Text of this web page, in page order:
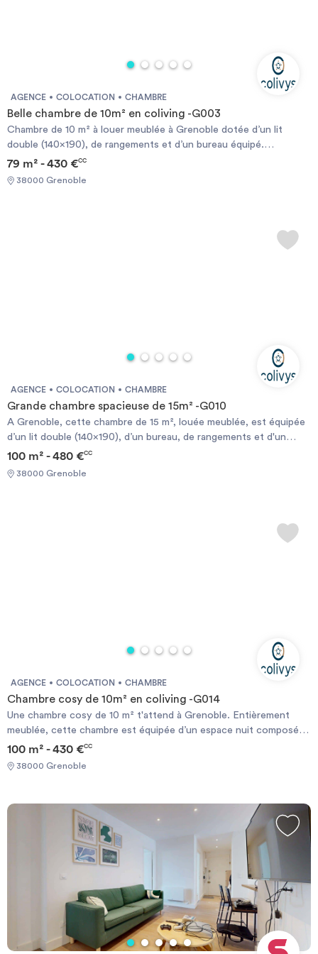
AGENCE COLOCATION CHAMBRE
Belle chambre de 10m² en coliving -G003
Chambre de 10 m² à louer meublée à Grenoble dotée d’un lit
double (140x190), de rangements et d’un bureau équipé.
L’appartement, sécurisé grâce à des serrures connectées,
comprend une machine à laver/sèche-linge et les équipements
ménagers (serpillière, balai, aspirateur). Proche des commerces.
internet sont déjà compris dans le loyer mensuel. Eligible aux APL.
79 m² - 430 €CC
38000 Grenoble
AGENCE COLOCATION CHAMBRE
Grande chambre spacieuse de 15m² -G010
A Grenoble, cette chambre de 15 m², louée meublée, est équipée
d’un lit double (140x190), d’un bureau, de rangements et d'un
balcon. Appartement sécurisé et équipé d’une machine à
laver/sèche-linge. Equipements ménagers disponibles. A deux pas
des commerces de proximité. Places de parking disponibles à la
100 m² - 480 €CC
38000 Grenoble
AGENCE COLOCATION CHAMBRE
Chambre cosy de 10m² en coliving -G014
Une chambre cosy de 10 m² t'attend à Grenoble. Entièrement
meublée, cette chambre est équipée d’un espace nuit composé
d’un confortable lit double (140x190), d’une table et d’une lampe.
La chambre compte aussi de nombreux espaces de rangements et
d’un espace de travail équipé d’un bureau, d’une chaise et d’une
logement, les provisions sur charges et le contrat internet sont
déjà compris dans le loyer mensuel. Eligible aux APL.
100 m² - 430 €CC
38000 Grenoble